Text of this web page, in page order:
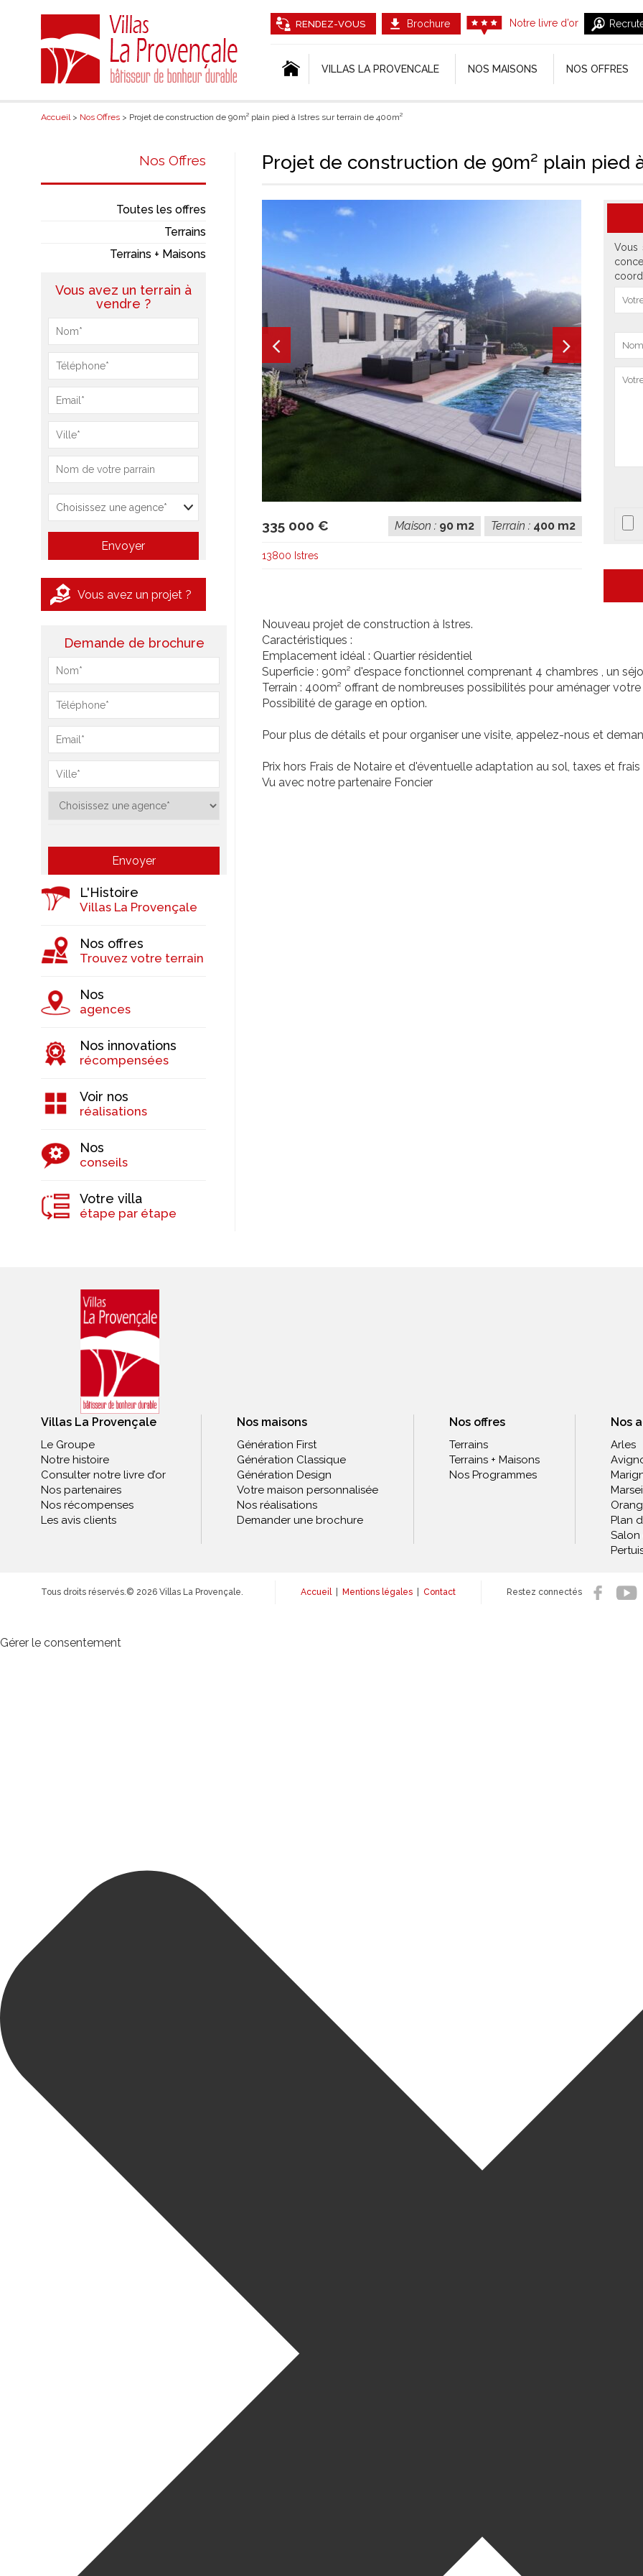
RENDEZ-VOUS Brochure Notre livre d’or
VILLAS LA PROVENCALE NOS MAISONS NOS OFFRES
Accueil> Nos Offres > Projet de construction de 90m² plain pied à Istres sur terrain de 400m²
Projet de construction de 90m² plain pied
335 000 € Terrain : 400 m2
Maison : 90 m2
13800 Istres
Vous
Nouveau projet de construction à Istres.
Caractéristiques :
Emplacement idéal : Quartier résidentiel
Superficie : 90m² d'espace fonctionnel comprenant 4 chambres , un
Terrain : 400m² offrant de nombreuses possibilités pour aménager votre
Possibilité de garage en option.
Pour plus de détails et pour organiser une visite, appelez-nous et
Prix hors Frais de Notaire et d'éventuelle adaptation au sol, taxes et
Vu avec notre partenaire Foncier
Nos Offres
Toutes les offres
Terrains
Terrains + Maisons
Vous avez un terrain à
vendre ?
Vous avez un projet ?
Demande de brochure
L'Histoire
Villas La Provençale
Nos offres
Trouvez votre terrain
Nos
agences
Nos innovations
récompensées
Voir nos
réalisations
Nos
conseils
Votre villa
étape par étape
Villas La Provençale
Le Groupe
Notre histoire
Consulter notre livre d’or
Nos partenaires
Nos récompenses
Les avis clients
Nos maisons
Génération First
Génération Classique
Génération Design
Votre maison personnalisée
Nos réalisations
Demander une brochure
Nos offres
Terrains
Terrains + Maisons
Nos Programmes
Nos
Arles
Plan
Salon
© 2026 Villas La Provençale.
Tous droits réservés. Accueil| Mentions légales Contact Restez connectés
Gérer le consentement